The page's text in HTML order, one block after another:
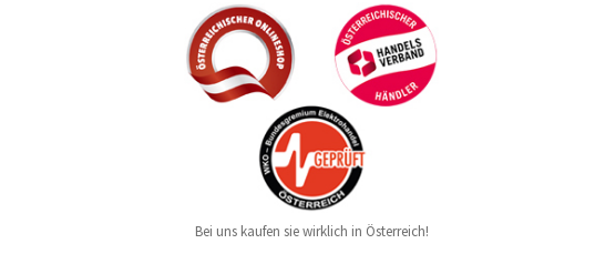
Bei uns kaufen sie wirklich in Österreich!